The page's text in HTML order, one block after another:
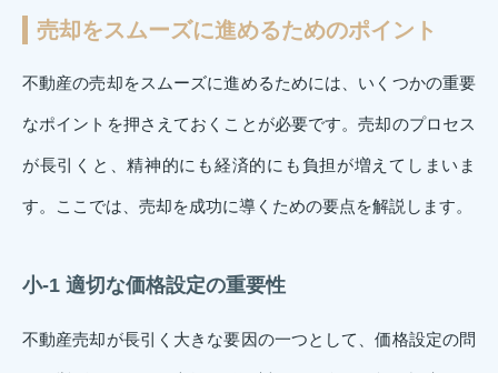
売却をスムーズに進めるためのポイント
不動産の売却をスムーズに進めるためには、いくつかの重要
なポイントを押さえておくことが必要です。売却のプロセス
が長引くと、精神的にも経済的にも負担が増えてしまいま
す。ここでは、売却を成功に導くための要点を解説します。
小-1 適切な価格設定の重要性
不動産売却が長引く大きな要因の一つとして、価格設定の問